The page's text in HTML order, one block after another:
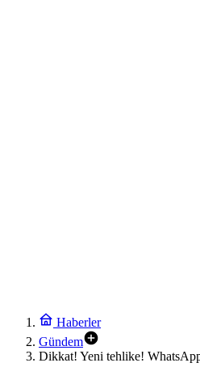
Haberler
Gündem
Dikkat! Yeni tehlike!